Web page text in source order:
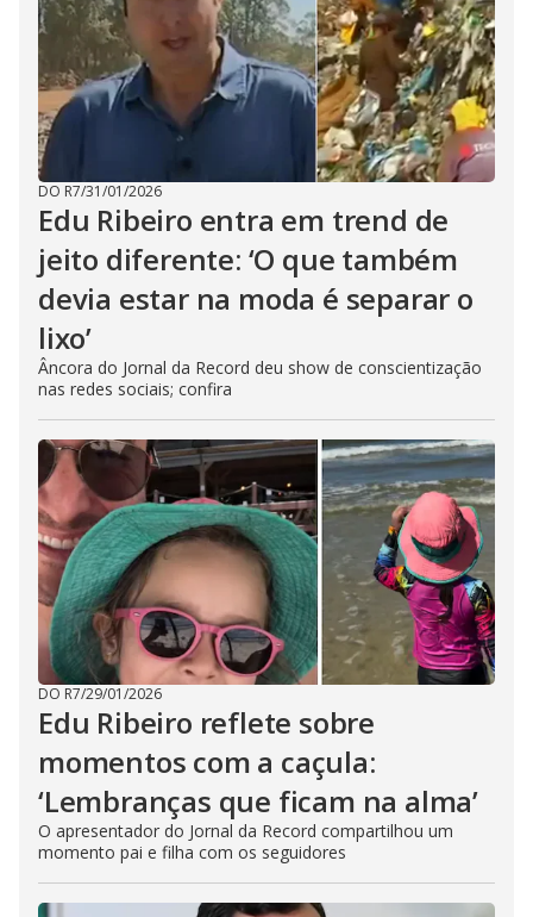
DO R7/31/01/2026
Edu Ribeiro entra em trend de
jeito diferente: ‘O que também
devia estar na moda é separar o
lixo’
Âncora do Jornal da Record deu show de conscientização
nas redes sociais; confira
DO R7/29/01/2026
Edu Ribeiro reflete sobre
momentos com a caçula:
‘Lembranças que ficam na alma’
O apresentador do Jornal da Record compartilhou um
momento pai e filha com os seguidores